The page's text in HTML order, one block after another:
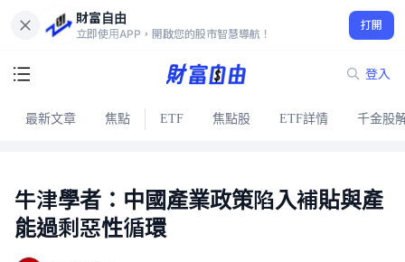
財富自由
立即使用APP，開啟您的股市智慧導航！
打開
登入
最新文章 焦點 ETF 焦點股 ETF詳情 千金股
牛津學者：中國產業政策陷入補貼與產
能過剩惡性循環